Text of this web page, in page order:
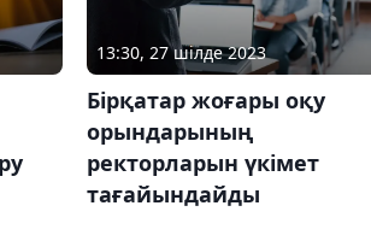
13:30, 27 шілде 2023
Бірқатар жоғары оқу
орындарының
ректорларын үкімет
тағайындайды